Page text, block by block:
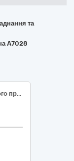
та
А7028
Безпілотні літальні апарати спеціального призначення «Кварокоптер DJI Matrice 30» – 30 одиниць; Безпілотні літальні апарати спеціального призначення «Кварокоптер DJI Matrice 30T» – 30 одиниць